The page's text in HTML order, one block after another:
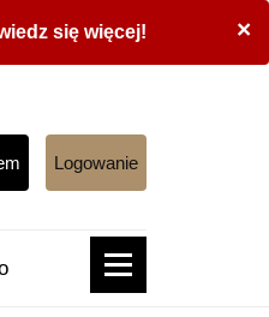
×
się więcej!
Logowanie